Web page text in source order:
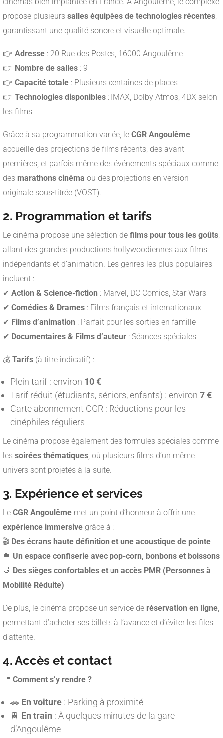
propose plusieurs salles équipées de technologies récentes
garantissant une qualité sonore et visuelle optimale.
👉 Adresse : 20 Rue des Postes, 16000 Angoulême
👉 Nombre de salles : 9
👉 Capacité totale : Plusieurs centaines de places
👉 Technologies disponibles : IMAX, Dolby Atmos, 4DX selon
les films
Grâce à sa programmation variée, le CGR Angoulême
accueille des projections de films récents, des avant-
premières, et parfois même des événements spéciaux comme
des marathons cinéma ou des projections en version
originale sous-titrée (VOST).
2. Programmation et tarifs
Le cinéma propose une sélection de films pour tous les goûts
allant des grandes productions hollywoodiennes aux films
indépendants et d’animation. Les genres les plus populaires
incluent :
✔ Action & Science-fiction : Marvel, DC Comics, Star Wars
✔ Comédies & Drames : Films français et internationaux
✔ Films d’animation : Parfait pour les sorties en famille
✔ Documentaires & Films d’auteur : Séances spéciales
💰 Tarifs (à titre indicatif) :
Plein tarif : environ 10 €
Tarif réduit (étudiants, séniors, enfants) : environ 7 €
Carte abonnement CGR : Réductions pour les
cinéphiles réguliers
Le cinéma propose également des formules spéciales comme
les soirées thématiques , où plusieurs films d’un même
univers sont projetés à la suite.
3. Expérience et services
Le CGR Angoulême met un point d’honneur à offrir une
expérience immersive grâce à :
🎬 Des écrans haute définition et une acoustique de pointe
🍿 Un espace confiserie avec pop-corn, bonbons et boissons
💺 Des sièges confortables et un accès PMR (Personnes à
Mobilité Réduite)
De plus, le cinéma propose un service de réservation en ligne
permettant d’acheter ses billets à l’avance et d’éviter les files
d’attente.
4. Accès et contact
📍 Comment s’y rendre ?
🚗 En voiture : Parking à proximité
🚆 En train : À quelques minutes de la gare
d’Angoulême